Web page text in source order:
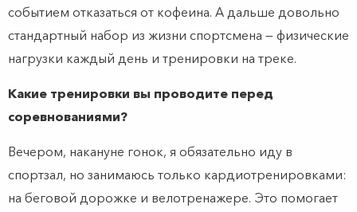
событием отказаться от кофеина. А дальше довольно
стандартный набор из жизни спортсмена — физические
нагрузки каждый день и тренировки на треке.
Какие тренировки вы проводите перед
соревнованиями?
Вечером, накануне гонок, я обязательно иду в
спортзал, но занимаюсь только кардиотренировками:
на беговой дорожке и велотренажере. Это помогает